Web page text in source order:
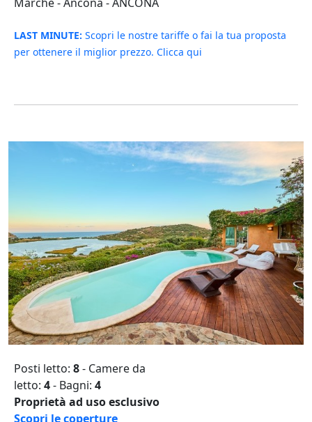
LAST MINUTE: Scopri le nostre tariffe o fai la tua proposta
per ottenere il miglior prezzo. Clicca qui
Posti letto: 8- Camere da
letto: 4- Bagni: 4
Proprietà ad uso esclusivo
Scopri le coperture